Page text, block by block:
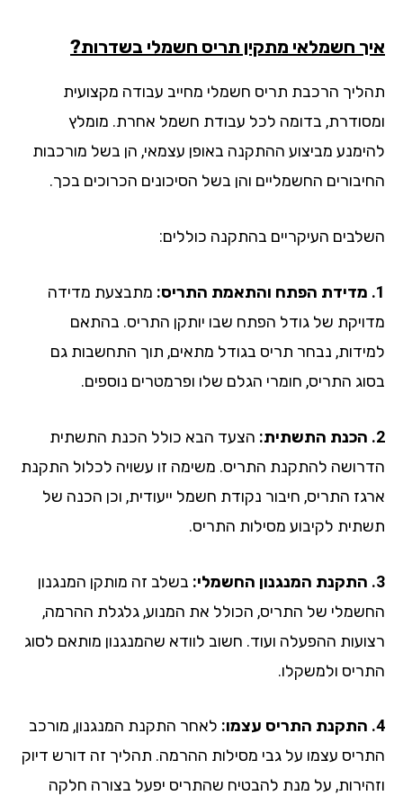
חשמלאי מתקין תריס חשמלי בשדרות?
הרכבת תריס חשמלי מחייב עבודה מקצועית
בדומה לכל עבודת חשמל אחרת. מומלץ
מביצוע ההתקנה באופן עצמאי, הן בשל מורכבות
החשמליים והן בשל הסיכונים הכרוכים בכך.
העיקריים בהתקנה כוללים:
מתבצעת מדידה
של גודל הפתח שבו יותקן התריס. בהתאם
נבחר תריס בגודל מתאים, תוך התחשבות גם
התריס, חומרי הגלם שלו ופרמטרים נוספים.
הצעד הבא כולל הכנת התשתית
להתקנת התריס. משימה זו עשויה לכלול התקנת
התריס, חיבור נקודת חשמל ייעודית, וכן הכנה של
לקיבוע מסילות התריס.
בשלב זה מותקן המנגנון
של התריס, הכולל את המנוע, גלגלת ההרמה,
ההפעלה ועוד. חשוב לוודא שהמנגנון מותאם לסוג
ולמשקלו.
לאחר התקנת המנגנון, מורכב
עצמו על גבי מסילות ההרמה. תהליך זה דורש דיוק
על מנת להבטיח שהתריס יפעל בצורה חלקה